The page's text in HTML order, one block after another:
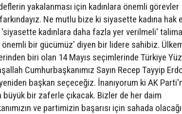
yakalanması için kadınlara önemli görevler
Ne mutlu bize ki siyasette kadına hak
kadınlara daha fazla yer verilmeli'
önemli bir gücümüz' diyen bir lidere sahibiz.
biri olan 14 Mayıs seçimlerinde Türkiye
Cumhurbaşkanımız Sayın Recep Tayyip
başkan seçeceğiz. İnanıyorum ki AK
büyük bir zaferle çıkacak. Bizler de her daim
ve partimizin başarısı için sahada